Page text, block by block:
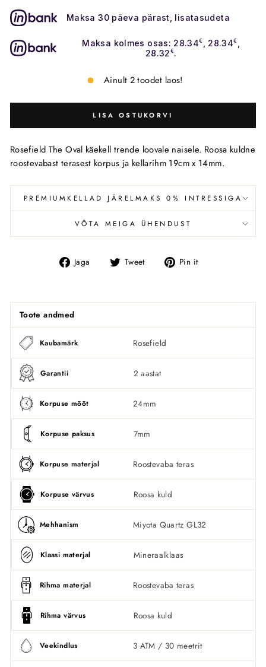
Maksa 30 päeva pärast, lisatasudeta
Maksa kolmes osas: 28.34€ , 28.34€
28.32 € .
Ainult 2 toodet laos!
LISA OSTUKORVI
Rosefield The Oval käekell trende loovale naisele. Roosa kuldne
roostevabast terasest korpus ja kellarihm 19cm x 14mm.
PREMIUMKELLAD JÄRELMAKS 0% INTRESSIGA
VÕTA MEIGA ÜHENDUST
Jaga
Jaga
Tweet Tweet Pin it
Toote andmed
Kaubamärk Rosefield
Garantii 2 aastat
Korpuse mõõt 24mm
Korpuse paksus 7mm
Korpuse materjal Roostevaba teras
Korpuse värvus Roosa kuld
Mehhanism Miyota Quartz GL32
Klaasi materjal Mineraalklaas
Rihma materjal Roostevaba teras
Rihma värvus Roosa kuld
Veekindlus 3 ATM / 30 meetrit